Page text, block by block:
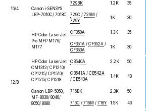
16/4
Canon i-SENSYS
LBP-7010C/ 7018C
729BK 1.2K 35
729C / 729M /
729Y
1K 30
HP Color LaserJet
Pro MFP M176/
M177
CF350A 1.3K 35
CF351A / CF352A /
CF353A
1K 30
12/8
HP Color LaserJet
CM1312/ CP1210/
CP1215/ CP1510/
CP1515/ CP1518
CB540A 2.2K 50
CB541A / CB542A
/ CB543A
1.4K 40
Canon LBP-5050,
MF-8030/ 8040/
8050/ 8080
716BK 2.3K 50
716C / 716M / 716Y 1.5K 40